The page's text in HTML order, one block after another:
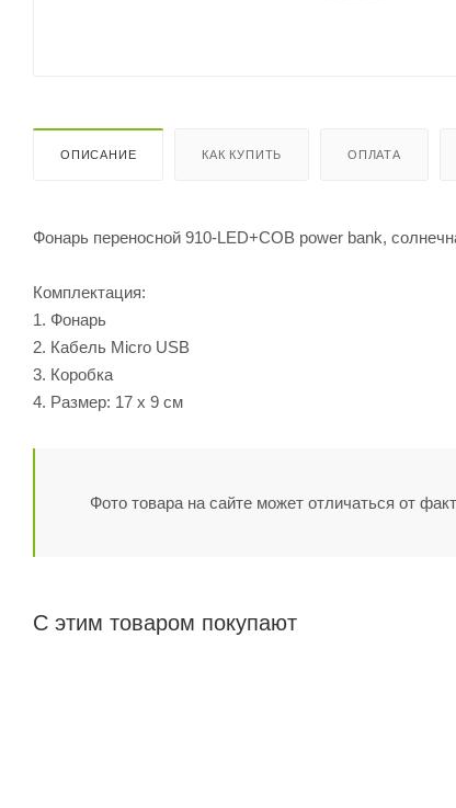
ОПИСАНИЕ КАК КУПИТЬ ОПЛАТА
Фонарь переносной 910-LED+COB power bank,
Комплектация:
1. Фонарь
2. Кабель Micro USB
3. Коробка
4. Размер: 17 х 9 см
Фото товара на сайте может отличаться от
С этим товаром покупают